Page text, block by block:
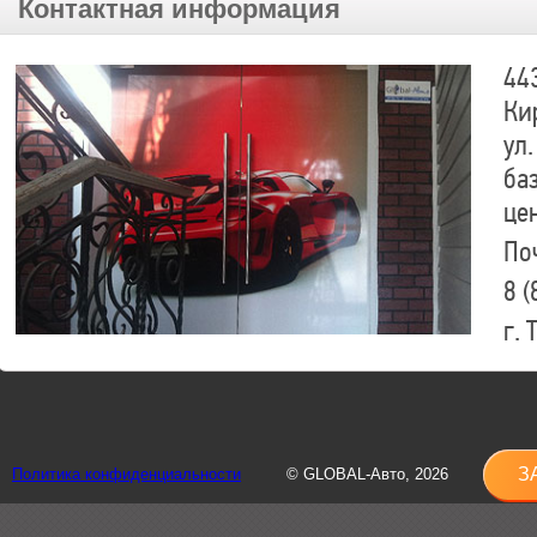
Контактная информация
8
г.
8
Политика конфиденциальности © GLOBAL-Авто, 2026